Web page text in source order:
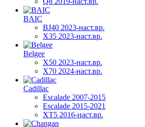
BAIC
BJ40 2023-наст.вр.
X35 2023-наст.вр.
Belgee
X50 2023-наст.вр.
X70 2024-наст.вр.
Cadillac
Escalade 2007-2015
Escalade 2015-2021
XT5 2016-наст.вр.